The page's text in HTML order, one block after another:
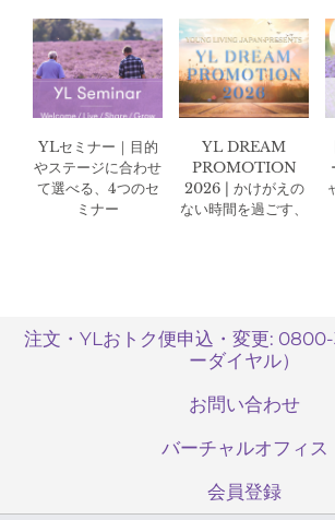
YLセミナー｜目的
やステージに合わせ
て選べる、4つのセ
ミナー
YL DREAM
PROMOTION
2026 | かけがえの
ない時間を過ごす、
注文・YLおトク便申込・変更:
ーダイヤル）
お問い合わせ
バーチャルオフィス
会員登録